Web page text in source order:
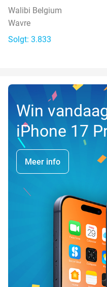
Walibi Belgium
Wavre
Solgt: 3.833
Win
iPhone 17
Meer info